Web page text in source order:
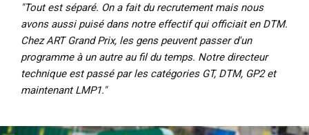
"Tout est séparé. On a fait du recrutement mais nous
avons aussi puisé dans notre effectif qui officiait en DTM.
Chez ART Grand Prix, les gens peuvent passer d'un
programme à un autre au fil du temps. Notre directeur
technique est passé par les catégories GT, DTM, GP2 et
maintenant LMP1."